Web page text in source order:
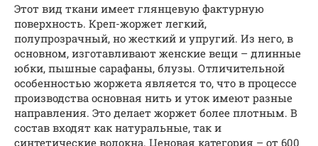
Этот вид ткани имеет глянцевую фактурную
поверхность. Креп-жоржет легкий,
полупрозрачный, но жесткий и упругий. Из него, в
основном, изготавливают женские вещи – длинные
юбки, пышные сарафаны, блузы. Отличительной
особенностью жоржета является то, что в процессе
производства основная нить и уток имеют разные
направления. Это делает жоржет более плотным. В
состав входят как натуральные, так и
синтетические волокна. Ценовая категория – от 600